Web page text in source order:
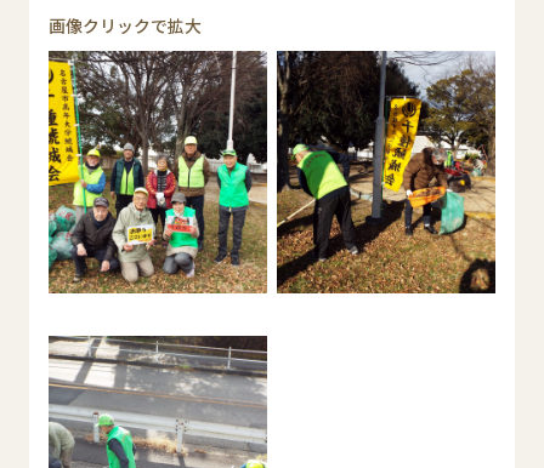
画像クリックで拡大